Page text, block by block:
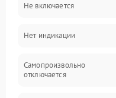
Не включается
Нет индикации
Самопроизвольно
отключается